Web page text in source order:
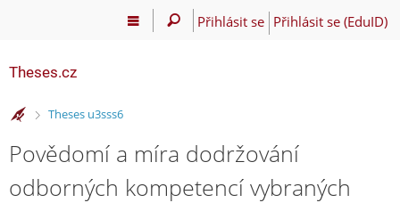
Přihlásit se Přihlásit se (EduID)
Theses.cz
>
Theses u3sss6
Povědomí a míra dodržování
odborných kompetencí vybraných